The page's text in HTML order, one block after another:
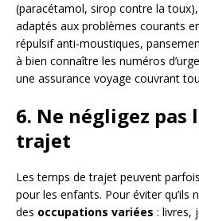
(paracétamol, sirop contre la
adaptés aux problèmes courants
répulsif anti-moustiques,
à bien connaître les numéros
une assurance voyage couvrant
6. Ne négligez pas
trajet
Les temps de trajet peuvent
pour les enfants. Pour éviter qu’ils
des occupations variées : livres,